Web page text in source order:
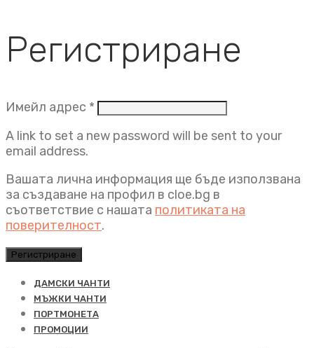
Регистриране
Имейл адрес * Задължително
A link to set a new password will be sent to your
email address.
Вашата лична информация ще бъде използвана
за създаване на профил в cloe.bg в
съответствие с нашата политиката на
поверителност.
Регистриране
ДАМСКИ ЧАНТИ
МЪЖКИ ЧАНТИ
ПОРТМОНЕТА
ПРОМОЦИИ